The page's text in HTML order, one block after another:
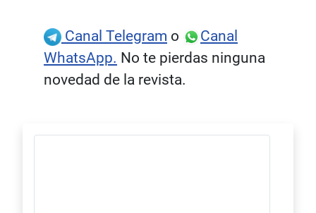
Canal Telegram o
Canal
WhatsApp. No te pierdas ninguna
novedad de la revista.